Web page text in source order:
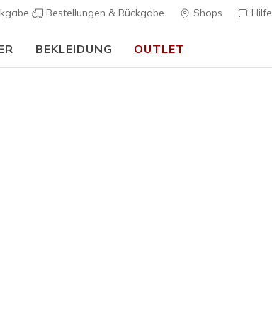
Bestellungen & Rückgabe Shops Hilfe
BEKLEIDUNG OUTLET